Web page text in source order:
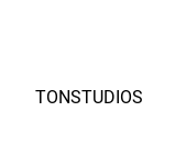
TONSTUDIOS